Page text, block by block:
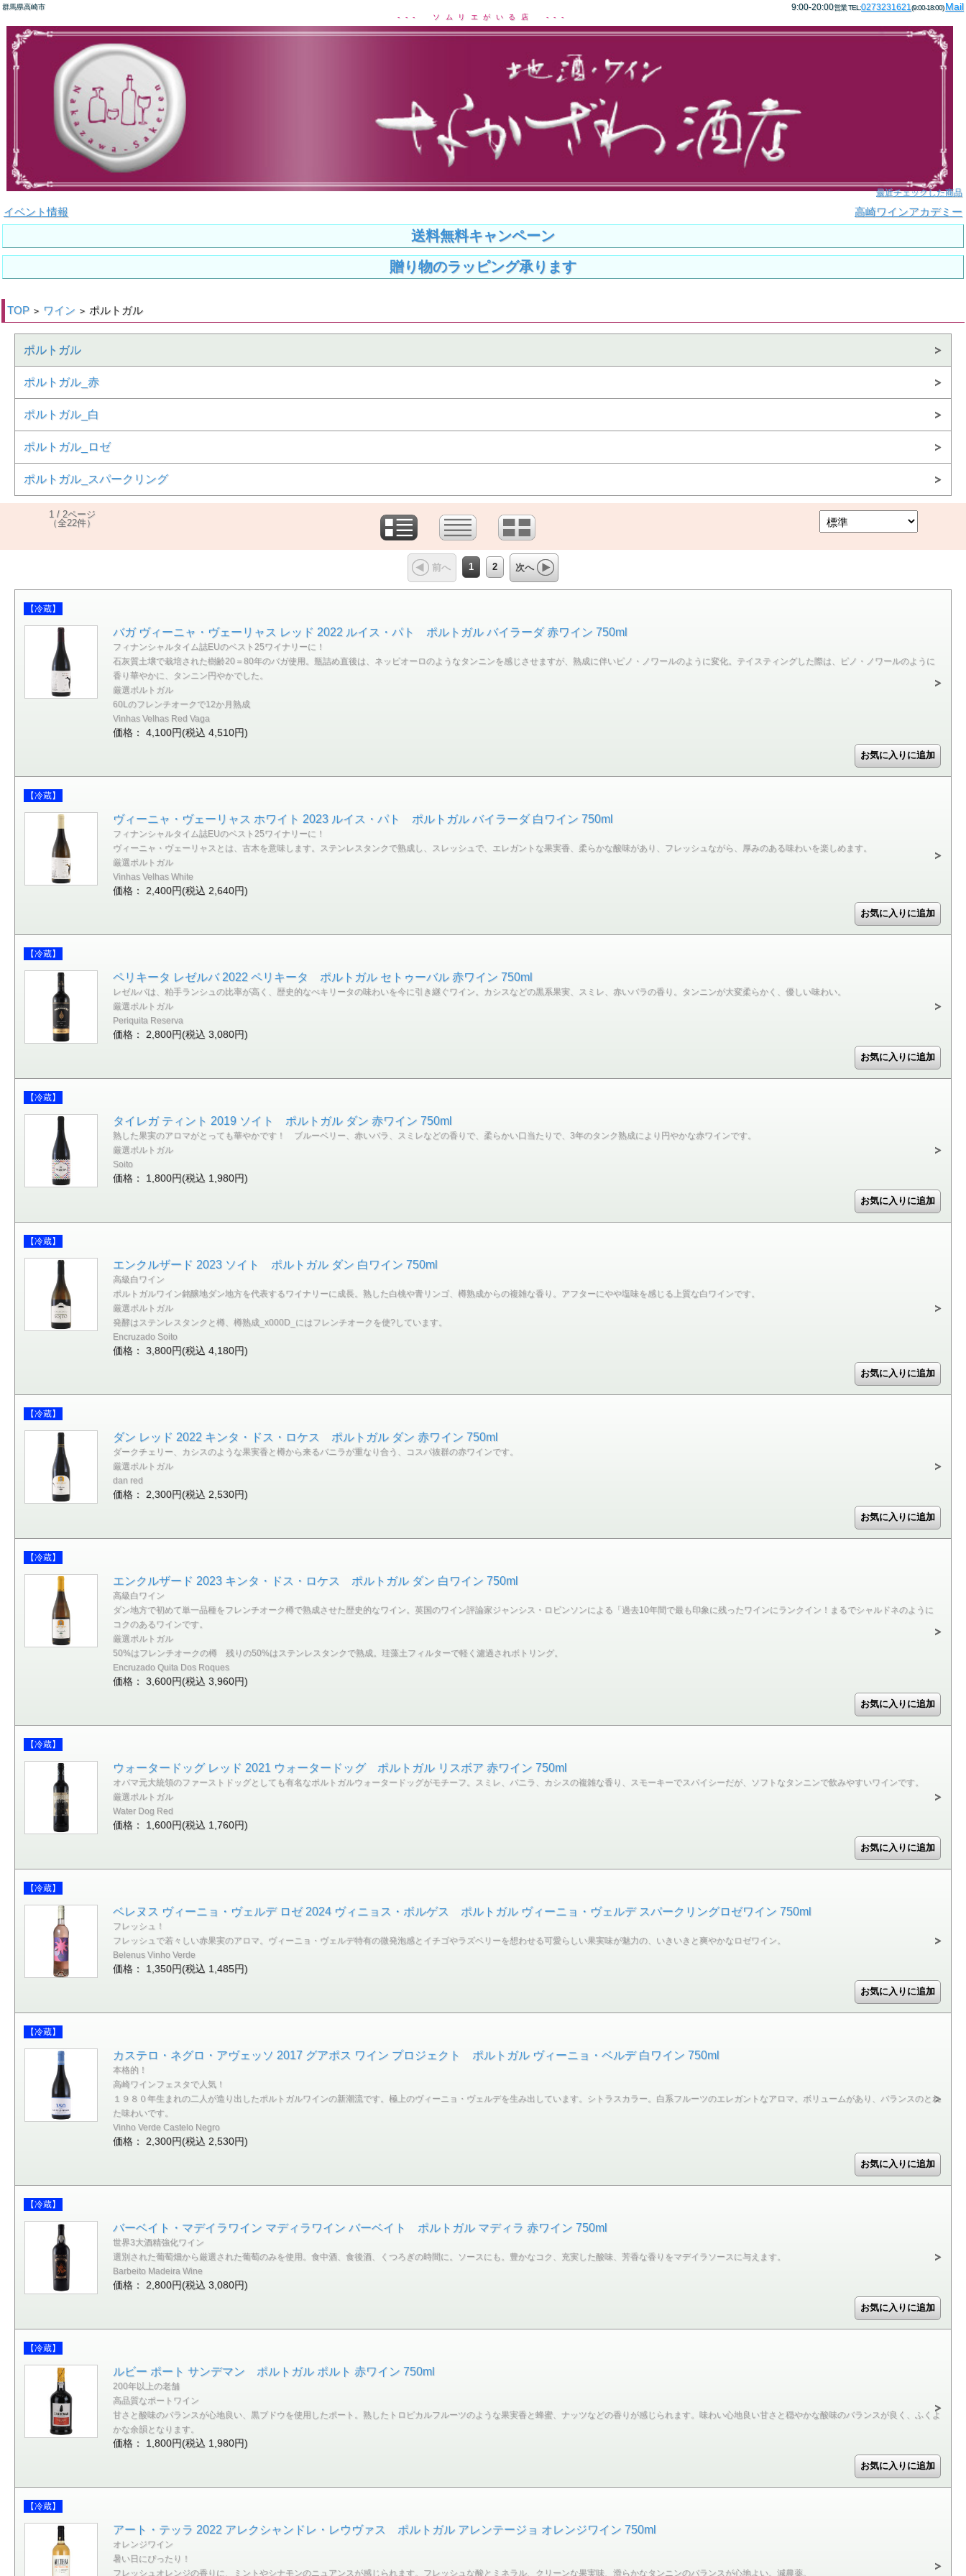
群馬県高崎市 9:00-20:00営業 TEL:0273231621(9:00-18:00)Mail
--- ソムリエがいる店 ---
最近チェックした商品
イベント情報 高崎ワインアカデミー
送料無料キャンペーン
贈り物のラッピング承ります
TOP > ワイン > ポルトガル
ポルトガル
ポルトガル_赤
ポルトガル_白
ポルトガル_ロゼ
ポルトガル_スパークリング
1 / 2ページ
（全22件）
前へ 1 2 次へ
【冷蔵】
バガ ヴィーニャ・ヴェーリャス レッド 2022 ルイス・パト ポルトガル バイラーダ 赤ワイン 750ml
フィナンシャルタイム誌EUのベスト25ワイナリーに！
石灰質土壌で栽培された樹齢20＝80年のバガ使用。瓶詰め直後は、ネッビオーロのようなタンニンを感じさせますが、熟成に伴いピノ・ノワールのように変化。テイスティングした際は、ピノ・ノワールのように
香り華やかに、タンニン円やかでした。
厳選ポルトガル
60Lのフレンチオークで12か月熟成
Vinhas Velhas Red Vaga
価格： 4,100円(税込 4,510円)
【冷蔵】
ヴィーニャ・ヴェーリャス ホワイト 2023 ルイス・パト ポルトガル バイラーダ 白ワイン 750ml
フィナンシャルタイム誌EUのベスト25ワイナリーに！
ヴィーニャ・ヴェーリャスとは、古木を意味します。ステンレスタンクで熟成し、スレッシュで、エレガントな果実香、柔らかな酸味があり、フレッシュながら、厚みのある味わいを楽しめます。
厳選ポルトガル
Vinhas Velhas White
価格： 2,400円(税込 2,640円)
【冷蔵】
ペリキータ レゼルバ 2022 ペリキータ ポルトガル セトゥーバル 赤ワイン 750ml
レゼルバは、粕手ランシュの比率が高く、歴史的なぺキリータの味わいを今に引き継ぐワイン。カシスなどの黒系果実、スミレ、赤いバラの香り。タンニンが大変柔らかく、優しい味わい。
厳選ポルトガル
Periquita Reserva
価格： 2,800円(税込 3,080円)
【冷蔵】
タイレガ ティント 2019 ソイト ポルトガル ダン 赤ワイン 750ml
熟した果実のアロマがとっても華やかです！ ブルーベリー、赤いバラ、スミレなどの香りで、柔らかい口当たりで、3年のタンク熟成により円やかな赤ワインです。
厳選ポルトガル
Soito
価格： 1,800円(税込 1,980円)
【冷蔵】
エンクルザード 2023 ソイト ポルトガル ダン 白ワイン 750ml
高級白ワイン
ポルトガルワイン銘醸地ダン地方を代表するワイナリーに成長。熟した白桃や青リンゴ、樽熟成からの複雑な香り。アフターにやや塩味を感じる上質な白ワインです。
厳選ポルトガル
発酵はステンレスタンクと樽、樽熟成_x000D_にはフレンチオークを使?しています。
Encruzado Soito
価格： 3,800円(税込 4,180円)
【冷蔵】
ダン レッド 2022 キンタ・ドス・ロケス ポルトガル ダン 赤ワイン 750ml
ダークチェリー、カシスのような果実香と樽から来るバニラが重なり合う、コスパ抜群の赤ワインです。
厳選ポルトガル
dan red
価格： 2,300円(税込 2,530円)
【冷蔵】
エンクルザード 2023 キンタ・ドス・ロケス ポルトガル ダン 白ワイン 750ml
高級白ワイン
ダン地方で初めて単一品種をフレンチオーク樽で熟成させた歴史的なワイン。英国のワイン評論家ジャンシス・ロビンソンによる「過去10年間で最も印象に残ったワインにランクイン！まるでシャルドネのように
コクのあるワインです。
厳選ポルトガル
50%はフレンチオークの樽 残りの50%はステンレスタンクで熟成。珪藻土フィルターで軽く濾過されボトリング。
Encruzado Quita Dos Roques
価格： 3,600円(税込 3,960円)
【冷蔵】
ウォータードッグ レッド 2021 ウォータードッグ ポルトガル リスボア 赤ワイン 750ml
オバマ元大統領のファーストドッグとしても有名なポルトガルウォータードッグがモチーフ。スミレ、バニラ、カシスの複雑な香り、スモーキーでスパイシーだが、ソフトなタンニンで飲みやすいワインです。
厳選ポルトガル
Water Dog Red
価格： 1,600円(税込 1,760円)
【冷蔵】
ベレヌス ヴィーニョ・ヴェルデ ロゼ 2024 ヴィニョス・ボルゲス ポルトガル ヴィーニョ・ヴェルデ スパークリングロゼワイン 750ml
フレッシュ！
フレッシュで若々しい赤果実のアロマ。ヴィーニョ・ヴェルデ特有の微発泡感とイチゴやラズベリーを想わせる可愛らしい果実味が魅力の、いきいきと爽やかなロゼワイン。
Belenus Vinho Verde
価格： 1,350円(税込 1,485円)
【冷蔵】
カステロ・ネグロ・アヴェッソ 2017 グアポス ワイン プロジェクト ポルトガル ヴィーニョ・ベルデ 白ワイン 750ml
本格的！
高崎ワインフェスタで人気！
１９８０年生まれの二人が造り出したポルトガルワインの新潮流です。極上のヴィーニョ・ヴェルデを生み出しています。シトラスカラー。白系フルーツのエレガントなアロマ。ボリュームがあり、バランスのとれ
た味わいです。
Vinho Verde Castelo Negro
価格： 2,300円(税込 2,530円)
【冷蔵】
バーベイト・マデイラワイン マディラワイン バーベイト ポルトガル マディラ 赤ワイン 750ml
世界3大酒精強化ワイン
選別された葡萄畑から厳選された葡萄のみを使用。食中酒、食後酒、くつろぎの時間に。ソースにも。豊かなコク、充実した酸味、芳香な香りをマデイラソースに与えます。
Barbeito Madeira Wine
価格： 2,800円(税込 3,080円)
【冷蔵】
ルビー ポート サンデマン ポルトガル ポルト 赤ワイン 750ml
200年以上の老舗
高品質なポートワイン
甘さと酸味のバランスが心地良い、黒ブドウを使用したポート。熟したトロピカルフルーツのような果実香と蜂蜜、ナッツなどの香りが感じられます。味わい心地良い甘さと穏やかな酸味のバランスが良く、ふくよ
かな余韻となります。
価格： 1,800円(税込 1,980円)
【冷蔵】
アート・テッラ 2022 アレクシャンドレ・レウヴァス ポルトガル アレンテージョ オレンジワイン 750ml
オレンジワイン
暑い日にぴったり！
フレッシュオレンジの香りに、ミントやシナモンのニュアンスが感じられます。フレッシュな酸とミネラル、クリーンな果実味、滑らかなタンニンのバランスが心地よい。減農薬。